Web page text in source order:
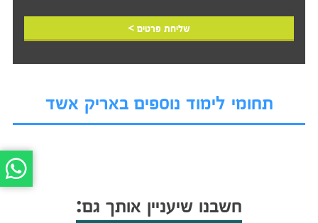
שליחת פרטים >
תחומי לימוד נוספים באריק אשד
חשבנו שיעניין אותך גם: